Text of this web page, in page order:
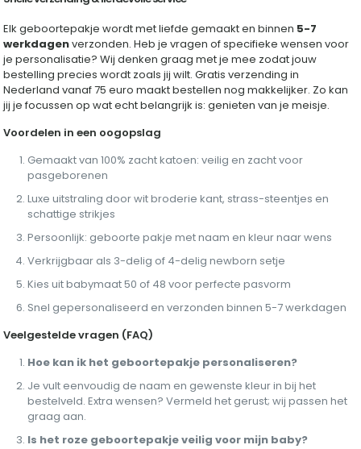
Elk geboortepakje wordt met liefde gemaakt en binnen 5-7
werkdagenverzonden. Heb je vragen of specifieke wensen voor
je personalisatie? Wij denken graag met je mee zodat jouw
bestelling precies wordt zoals jij wilt. Gratis verzending in
Nederland vanaf 75 euro maakt bestellen nog makkelijker. Zo kan
jij je focussen op wat echt belangrijk is: genieten van je meisje.
Voordelen in een oogopslag
Gemaakt van 100% zacht katoen: veilig en zacht voor
pasgeborenen
Luxe uitstraling door wit broderie kant, strass-steentjes en
schattige strikjes
Persoonlijk: geboorte pakje met naam en kleur naar wens
Verkrijgbaar als 3-delig of 4-delig newborn setje
Kies uit babymaat 50 of 48 voor perfecte pasvorm
Snel gepersonaliseerd en verzonden binnen 5-7 werkdagen
Veelgestelde vragen (FAQ)
Hoe kan ik het geboortepakje personaliseren?
Je vult eenvoudig de naam en gewenste kleur in bij het
bestelveld. Extra wensen? Vermeld het gerust; wij passen het
graag aan.
Is het roze geboortepakje veilig voor mijn baby?